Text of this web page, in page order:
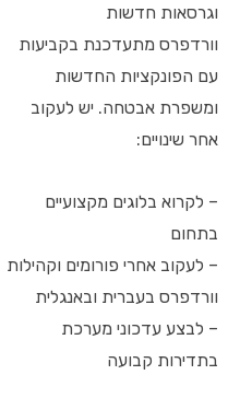
וגרסאות חדשות
וורדפרס מתעדכנת בקביעות
עם הפונקציות החדשות
ומשפרת אבטחה. יש לעקוב
אחר שינויים:
– לקרוא בלוגים מקצועיים
בתחום
– לעקוב אחרי פורומים וקהילות
וורדפרס בעברית ובאנגלית
– לבצע עדכוני מערכת
בתדירות קבועה